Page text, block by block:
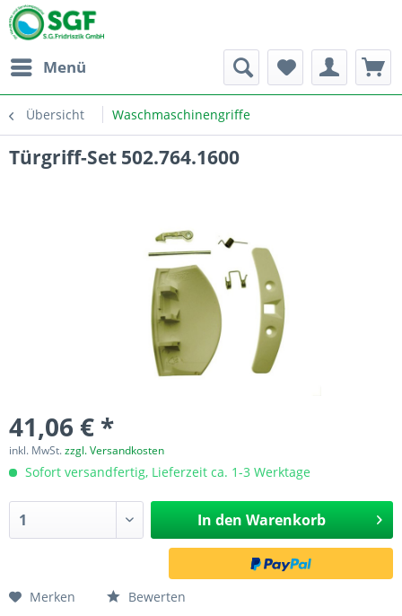
Menü
Übersicht Waschmaschinengriffe
Türgriff-Set 502.764.1600
41,06 € *
inkl. MwSt.zzgl. Versandkosten
Sofort versandfertig, Lieferzeit ca. 1-3 Werktage
In den Warenkorb
Merken Bewerten